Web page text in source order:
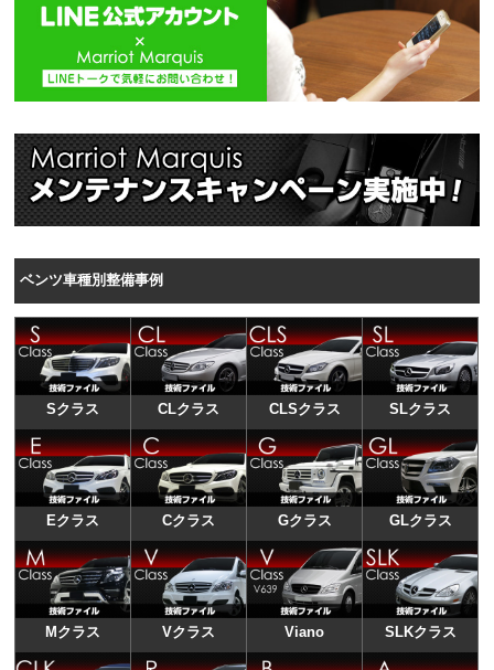
ベンツ車種別整備事例
Sクラス CLクラス CLSクラス SLクラス
Eクラス Cクラス Gクラス GLクラス
Mクラス Vクラス Viano SLKクラス